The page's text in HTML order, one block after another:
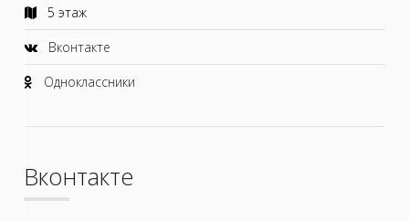
5 этаж
Вконтакте
Одноклассники
Вконтакте